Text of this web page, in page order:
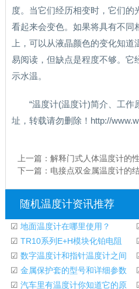
度。当它们经历相变时，它们的
看起来会变色。如果将具有不同
上，可以从液晶颜色的变化知
易阅读，但缺点是程度不够。它
示水温。
“温度计(温度计)简介、工作
址，转载请勿删除！http://
上一篇： 解释门式人体温度计的
下一篇： 电接点双金属温度计的
随机温度计资讯推荐
☑ 地面温度计在哪里使用？
☑ TR10系列E+H模块化铂电阻
(RTD)温度计
☑ 数字温度计和指针温度计之间
的差异
☑ 金属保护套的型号和详细参数
温度计
☑ 汽车里有温度计你知道它的原